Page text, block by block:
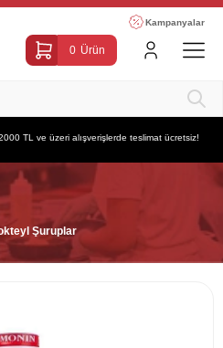
Kampanyalar
0 Ürün
TL ve üzeri alışverişlerde teslimat ücretsiz!
Şuruplar